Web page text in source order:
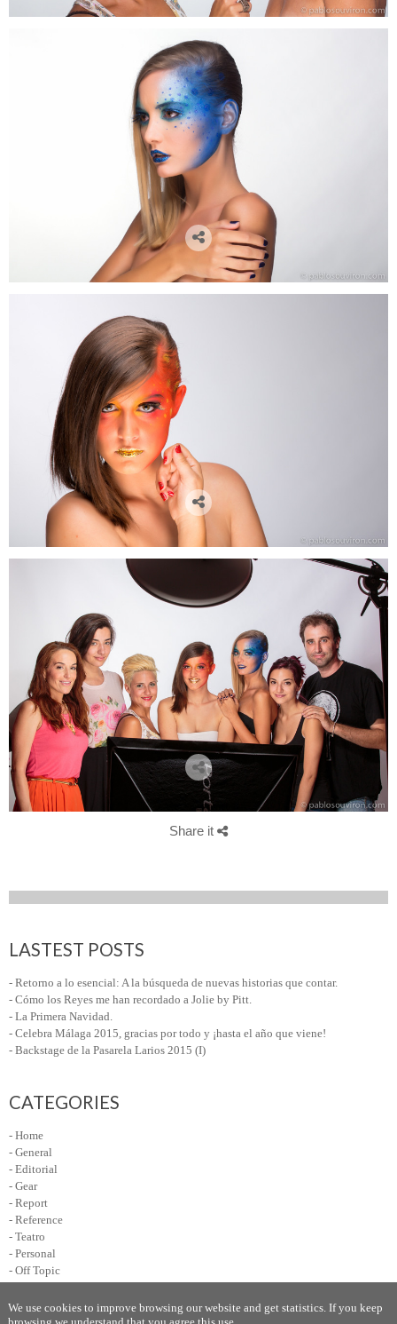
Share it
LASTEST POSTS
- Retorno a lo esencial: A la búsqueda de nuevas historias que contar.
- Cómo los Reyes me han recordado a Jolie by Pitt.
- La Primera Navidad.
- Celebra Málaga 2015, gracias por todo y ¡hasta el año que viene!
- Backstage de la Pasarela Larios 2015 (I)
CATEGORIES
- Home
- General
- Editorial
- Gear
- Report
- Reference
- Teatro
- Personal
- Off Topic
We use cookies to improve browsing our website and get statistics. If you keep
browsing we understand that you agree this use.